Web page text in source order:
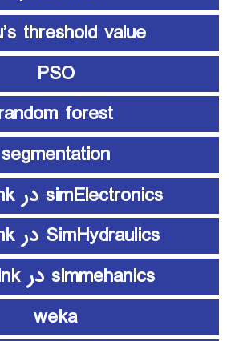
threshold value
PSO
forest
segmentation
simElectronics در Simulink
SimHydraulics در simulink
simmehanics در simulink
weka